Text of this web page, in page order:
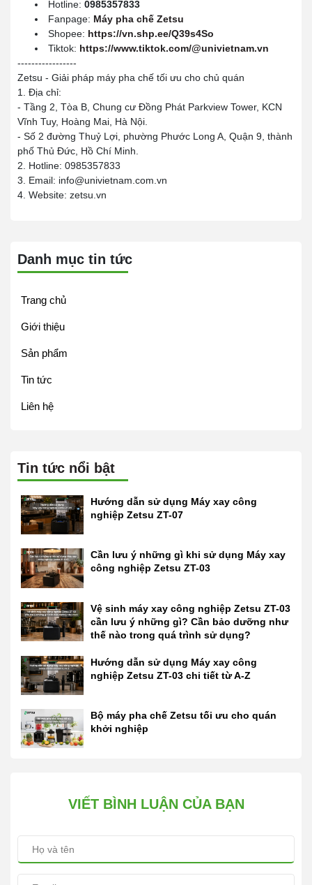
Hotline: 0985357833
Fanpage: Máy pha chế Zetsu
Shopee: https://vn.shp.ee/Q39s4So
Tiktok: https://www.tiktok.com/@univietnam.vn
-----------------
Zetsu - Giải pháp máy pha chế tối ưu cho chủ quán
1. Địa chỉ:
- Tầng 2, Tòa B, Chung cư Đồng Phát Parkview Tower, KCN
Vĩnh Tuy, Hoàng Mai, Hà Nội.
- Số 2 đường Thuỷ Lợi, phường Phước Long A, Quận 9, thành
phố Thủ Đức, Hồ Chí Minh.
2. Hotline: 0985357833
3. Email: info@univietnam.com.vn
4. Website: zetsu.vn
Danh mục tin tức
Trang chủ
Giới thiệu
Sản phẩm
Tin tức
Liên hệ
Tin tức nổi bật
Hướng dẫn sử dụng Máy xay công
nghiệp Zetsu ZT-07
Cần lưu ý những gì khi sử dụng Máy xay
công nghiệp Zetsu ZT-03
Vệ sinh máy xay công nghiệp Zetsu ZT-03
cần lưu ý những gì? Cần bảo dưỡng như
thế nào trong quá trình sử dụng?
Hướng dẫn sử dụng Máy xay công
nghiệp Zetsu ZT-03 chi tiết từ A-Z
Bộ máy pha chế Zetsu tối ưu cho quán
khởi nghiệp
VIẾT BÌNH LUẬN CỦA BẠN